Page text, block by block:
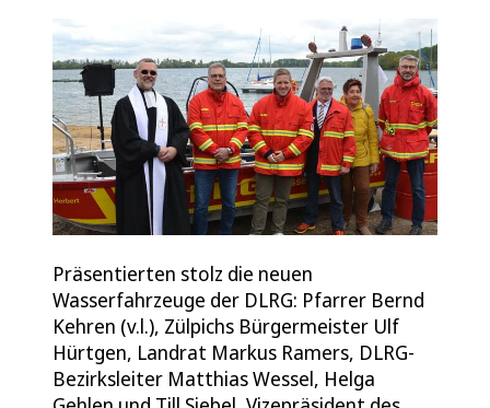
Präsentierten stolz die neuen
Wasserfahrzeuge der DLRG: Pfarrer Bernd
Kehren (v.l.), Zülpichs Bürgermeister Ulf
Hürtgen, Landrat Markus Ramers, DLRG-
Bezirksleiter Matthias Wessel, Helga